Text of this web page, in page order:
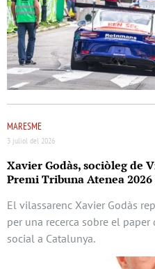
MARESME
3 juliol del 2026
Xavier Godàs, sociòleg de
Premi Tribuna Atenea 2026
El vilassarenc Xavier Godàs
per una recerca sobre el
social a Catalunya.